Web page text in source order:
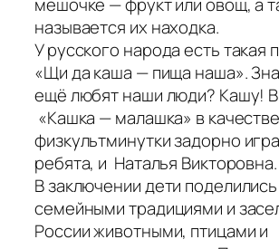
называется их находка.
У русского народа есть такая
«Щи да каша — пища наша».
ещё любят наши люди? Кашу!
«Кашка — малашка» в качестве
физкультминутки задорно
ребята, и Наталья Викторовна.
В заключении дети
семейными традициями и
России животными, птицами и